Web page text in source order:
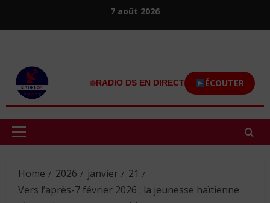
7 août 2026
RADIO DS EN DIRECT ÉCOUTER
Primary
Home 2026 janvier
21
Vers l’après-7 février 2026 : la jeunesse haïtienne